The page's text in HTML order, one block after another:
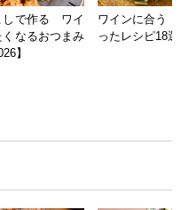
しで作る ワイ
くなるおつまみ
】
ワインに合う
ったレシピ18